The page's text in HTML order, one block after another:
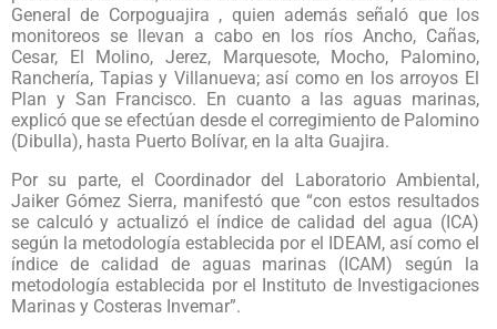
General de Corpoguajira , quien además señaló que los
monitoreos se llevan a cabo en los ríos Ancho, Cañas,
Cesar, El Molino, Jerez, Marquesote, Mocho, Palomino,
Ranchería, Tapias y Villanueva; así como en los arroyos El
Plan y San Francisco. En cuanto a las aguas marinas,
explicó que se efectúan desde el corregimiento de Palomino
(Dibulla), hasta Puerto Bolívar, en la alta Guajira.
Por su parte, el Coordinador del Laboratorio Ambiental,
Jaiker Gómez Sierra, manifestó que “con estos resultados
se calculó y actualizó el índice de calidad del agua (ICA)
según la metodología establecida por el IDEAM, así como el
índice de calidad de aguas marinas (ICAM) según la
metodología establecida por el Instituto de Investigaciones
Marinas y Costeras Invemar”.